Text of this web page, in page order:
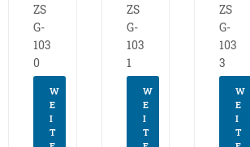
ZS
G-
103
0
W
E
I
T
ZS
G-
103
1
W
E
I
T
ZS
G-
103
3
W
E
I
T